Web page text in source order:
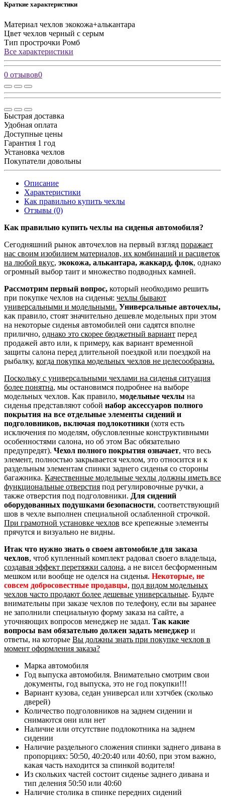
Краткие характеристики
Материал чехлов экокожа+алькантара
Цвет чехлов черный с серым
Тип прострочки Ромб
Все характеристики
0 отзывов0
Быстрая доставка
Удобная оплата
Доступные цены
Гарантия 1 год
Установка чехлов
Покупатели довольны
Описание
Характеристики
Как правильно купить чехлы
Отзывы (0)
Как правильно купить чехлы на сиденья автомобиля?
Сегодняшний рынок авточехлов на первый взгляд поражает
нас своим изобилием материалов, их комбинаций и расцветок
на любой вкус, экокожа, алькантара, жаккард, флок, однако
огромный выбор таит и множество подводных камней.
Рассмотрим первый вопрос, который необходимо решить
при покупке чехлов на сиденья: чехлы бывают
универсальными и модельными. Универсальные авточехлы,
как правило, стоят значительно дешевле модельных при этом
на некоторые сиденья автомобилей они садятся вполне
прилично, однако это скорее бюджетный вариант перед
продажей авто или, к примеру, как вариант временной
защиты салона перед длительной поездкой или поездкой на
рыбалку, когда покупка модельных чехлов не целесообразна.
Поскольку с универсальными чехлами на сиденья ситуация
более понятна, мы остановимся подробнее на выборе
модельных чехлов. Как правило, модельные чехлы на
сиденья представляют собой набор аксессуаров полного
покрытия на все отдельные элементы сидений и
подголовников, включая подлокотники (хотя есть
исключения по моделям, обусловленные конструктивными
особенностями салона, но об этом Вас обязательно
предупредят). Чехол полного покрытия означает, что весь
элемент, полностью закрывается чехлом, это относится и к
раздельным элементам спинки заднего сиденья со стороны
багажника. Качественные модельные чехлы должны иметь все
функциональные отверстия под регулировочные ручки, а
также отверстия под подголовники. Для сидений
оборудованных подушками безопасности, соответствующий
шов в чехле выполнен специальной ослабленной строчкой.
При грамотной установке чехлов все крепежные элементы
прячутся и визуально не видны.
Итак что нужно знать о своем автомобиле для заказа
чехлов, чтоб купленный комплект радовал своего владельца,
создавая эффект перетяжки салона, а не висел бесформенным
мешком или вообще не оделся на сиденья. Некоторые, не
совсем добросовестные продавцы, под видом модельных
чехлов часто продают более дешевые универсальные. Будьте
внимательны при заказе чехлов по телефону, если вы заранее
не заполнили специальную форму заказа на сайте, а
уточняющих вопросов менеджер не задал. Так какие
вопросы вам обязательно должен задать менеджер и
ответы, на которые Вы должны знать при покупке чехлов в
момент оформления заказа?
Марка автомобиля
Год выпуска автомобиля. Внимательно смотрим свои
документы, год выпуска, это не год покупки!!!
Вариант кузова, седан универсал или хэтчбек (сколько
дверей)
Количество подголовников на заднем сидении и
снимаются они или нет
Наличие или отсутствие подлокотника на заднем
сидении
Наличие раздельного сложения спинки заднего дивана в
пропорциях: 50:50, 40:20:40 или 40:60, при этом важно,
какая часть находится за спинкой водителя!
Из скольких частей состоит сиденье заднего дивана и
тип деления 50:50 или 40:60
Наличие столика в спинке передних сидений